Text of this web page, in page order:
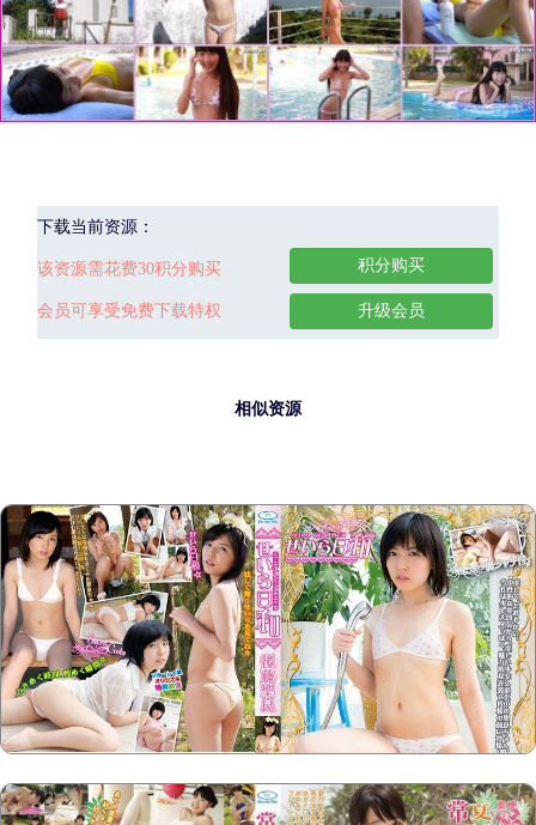
下载当前资源：
该资源需花费30积分购买
会员可享受免费下载特权
积分购买
升级会员
相似资源